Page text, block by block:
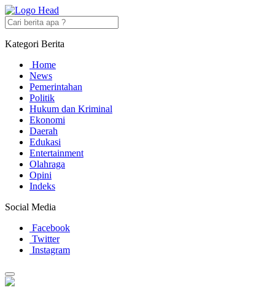
Kategori Berita
Home
News
Pemerintahan
Politik
Hukum dan Kriminal
Ekonomi
Daerah
Edukasi
Entertainment
Olahraga
Opini
Indeks
Social Media
Facebook
Twitter
Instagram